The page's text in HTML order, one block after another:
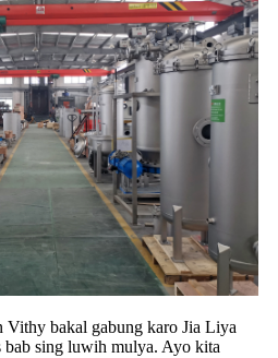
Vithy bakal gabung karo Jia Liya
sing luwih mulya. Ayo kita